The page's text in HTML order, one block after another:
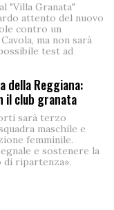
"Villa Granata"
attento del nuovo
contro un
ma non sarà
test ad
della Reggiana:
il club granata
sarà terzo
maschile e
femminile.
e sostenere la
ripartenza».